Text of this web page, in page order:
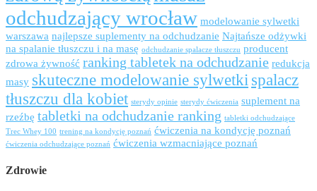
odchudzający wrocław modelowanie sylwetki
warszawa najlepsze suplementy na odchudzanie Najtańsze odżywki
na spalanie tłuszczu i na masę odchudzanie spalacze tłuszczu producent
zdrowa żywność ranking tabletek na odchudzanie redukcja
masy skuteczne modelowanie sylwetki spalacz
tłuszczu dla kobiet sterydy opinie sterydy ćwiczenia suplement na
rzeźbę tabletki na odchudzanie ranking tabletki odchudzające
Trec Whey 100 trening na kondycję poznań ćwiczenia na kondycję poznań
ćwiczenia odchudzające poznań ćwiczenia wzmacniające poznań
Zdrowie